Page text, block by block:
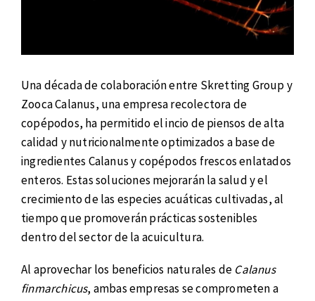
Una década de colaboración entre Skretting Group y
Zooca Calanus, una empresa recolectora de
copépodos, ha permitido el incio de piensos de alta
calidad y nutricionalmente optimizados a base de
ingredientes Calanus y copépodos frescos enlatados
enteros. Estas soluciones mejorarán la salud y el
crecimiento de las especies acuáticas cultivadas, al
tiempo que promoverán prácticas sostenibles
dentro del sector de la acuicultura.
Al aprovechar los beneficios naturales de Calanus
finmarchicus, ambas empresas se comprometen a